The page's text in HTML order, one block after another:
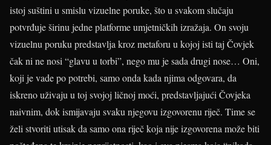
istoj suštini u smislu vizuelne poruke, što u svakom slučaju
potvrđuje širinu jedne platforme umjetničkih izražaja. On svoju
vizuelnu poruku predstavlja kroz metaforu u kojoj isti taj Čovjek
čak ni ne nosi “glavu u torbi”, nego mu je sada drugi nose… Oni,
koji je vade po potrebi, samo onda kada njima odgovara, da
iskreno uživaju u toj svojoj ličnoj moći, predstavljajući Čovjeka
naivnim, dok ismijavaju svaku njegovu izgovorenu riječ. Time se
želi stvoriti utisak da samo ona riječ koja nije izgovorena može biti